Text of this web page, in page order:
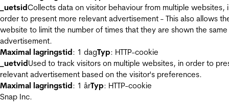
_uetsidCollects data on visitor behaviour from multiple websites,
order to present more relevant advertisement - This also allows
website to limit the number of times that they are shown the same
advertisement.
Maximal lagringstid: 1 dagTyp: HTTP-cookie
_uetvidUsed to track visitors on multiple websites, in order to
relevant advertisement based on the visitor's preferences.
Maximal lagringstid: 1 årTyp: HTTP-cookie
Snap Inc.